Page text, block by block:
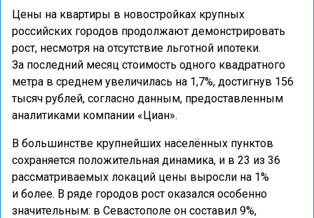
Цены на квартиры в новостройках крупных
российских городов продолжают демонстрировать
рост, несмотря на отсутствие льготной ипотеки.
За последний месяц стоимость одного квадратного
метра в среднем увеличилась на 1,7%, достигнув 156
тысяч рублей, согласно данным, предоставленным
аналитиками компании «Циан».
В большинстве крупнейших населённых пунктов
сохраняется положительная динамика, и в 23 из 36
рассматриваемых локаций цены выросли на 1%
и более. В ряде городов рост оказался особенно
значительным: в Севастополе он составил 9%,